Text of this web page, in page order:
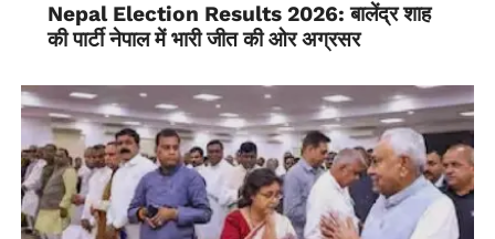
Nepal Election Results 2026: बालेंद्र शाह
की पार्टी नेपाल में भारी जीत की ओर अग्रसर